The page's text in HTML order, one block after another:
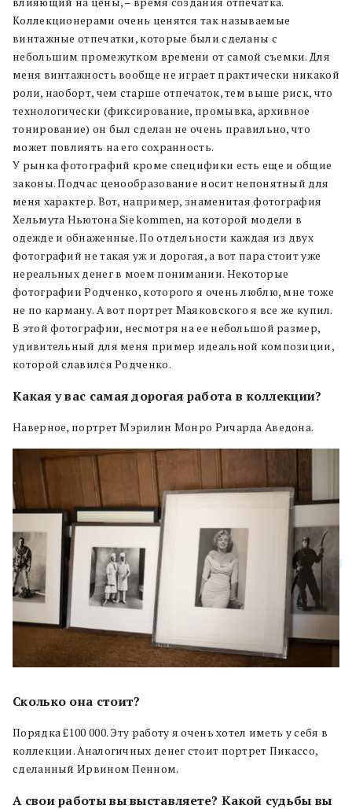
Коллекционерами очень ценятся так называемые
винтажные отпечатки, которые были сделаны с
небольшим промежутком времени от самой съемки. Для
меня винтажность вообще не играет практически никакой
роли, наоборт, чем старше отпечаток, тем выше риск, что
технологически (фиксирование, промывка, архивное
тонирование) он был сделан не очень правильно, что
может повлиять на его сохранность.
У рынка фотографий кроме специфики есть еще и общие
законы. Подчас ценообразование носит непонятный для
меня характер. Вот, например, знаменитая фотография
Хельмута Ньютона Sie kommen, на которой модели в
одежде и обнаженные. По отдельности каждая из двух
фотографий не такая уж и дорогая, а вот пара стоит уже
нереальных денег в моем понимании. Некоторые
фотографии Родченко, которого я очень люблю, мне тоже
не по карману. А вот портрет Маяковского я все же купил.
В этой фотографии, несмотря на ее небольшой размер,
удивительный для меня пример идеальной композиции,
которой славился Родченко.
Какая у вас самая дорогая работа в коллекции?
Наверное, портрет Мэрилин Монро Ричарда Аведона.
Сколько она стоит?
Порядка £100 000. Эту работу я очень хотел иметь у себя в
коллекции. Аналогичных денег стоит портрет Пикассо,
сделанный Ирвином Пенном.
А свои работы вы выставляете? Какой судьбы вы